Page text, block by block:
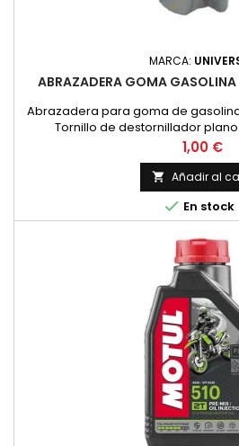
MARCA:
ABRAZADERA GOMA
Abrazadera para goma de
Tornillo de destornillador
Precio
1,00 €
 Añadir al
 En stock